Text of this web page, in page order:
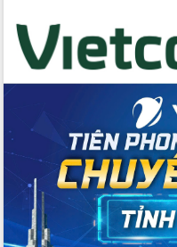
tâm Phục vụ hành chính công xã Ea
Phê
Xây dựng nền hành chính số đồng
Giai đoạn 2026-2030, Đắk Lắk phấn
đấu có 77% xã đạt chuẩn nông thôn
Chuyển đổi số 'mở đường' cho nông
nghiệp Đắk Lắk tăng trưởng bứt phá
Triển khai đồng bộ đo đạc, lập hồ sơ
địa chính, hoàn thiện cơ sở dữ liệu